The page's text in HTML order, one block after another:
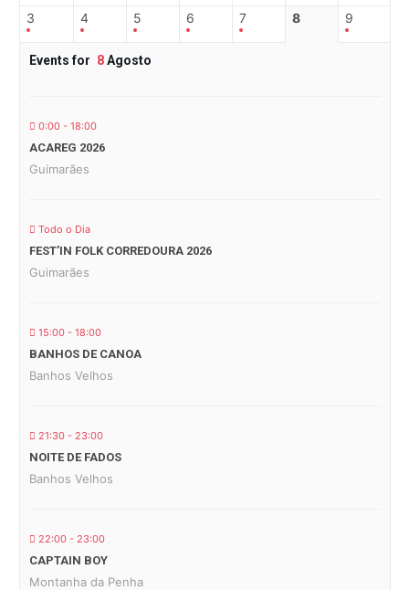
3 4 5 6 7 8 9
Events for 8Agosto
0:00 - 18:00
ACAREG 2026
Guimarães
Todo o Dia
FEST’IN FOLK CORREDOURA 2026
Guimarães
15:00 - 18:00
BANHOS DE CANOA
Banhos Velhos
21:30 - 23:00
NOITE DE FADOS
Banhos Velhos
22:00 - 23:00
CAPTAIN BOY
Montanha da Penha